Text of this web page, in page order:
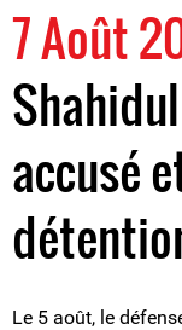
7 Août
accusé
Le 5 août, le